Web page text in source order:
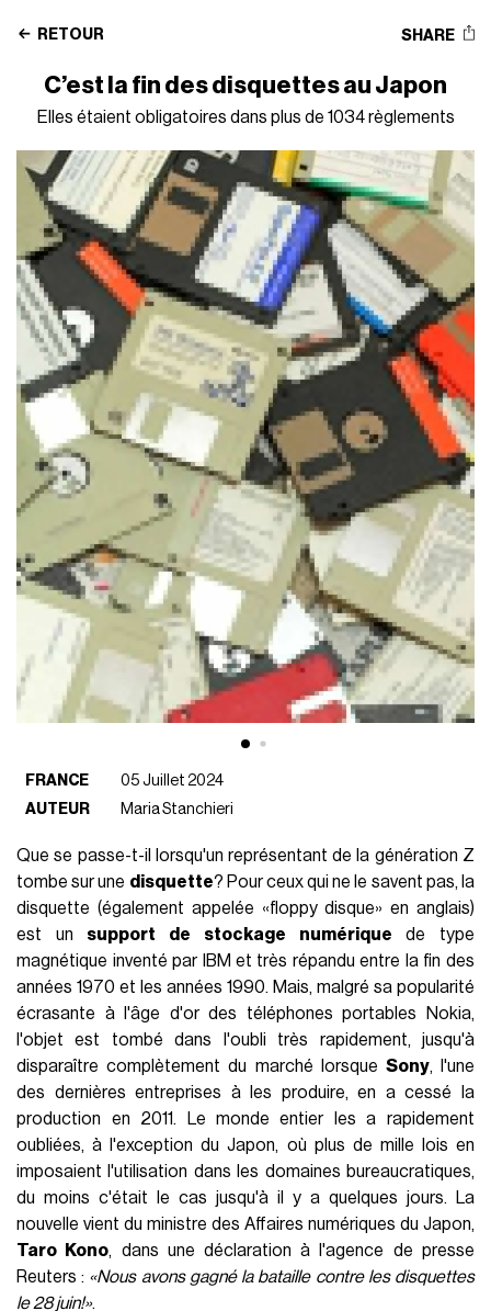
RETOUR SHARE
C’est la fin des disquettes au Japon
Elles étaient obligatoires dans plus de 1034 règlements
FRANCE
05 Juillet 2024
AUTEUR
Maria Stanchieri
Que se passe-t-il lorsqu'un représentant de la génération Z
tombe sur une disquette? Pour ceux qui ne le savent pas, la
disquette (également appelée «floppy disque» en anglais)
est un support de stockage numérique de type
magnétique inventé par IBM et très répandu entre la fin des
années 1970 et les années 1990. Mais, malgré sa popularité
écrasante à l'âge d'or des téléphones portables Nokia,
l'objet est tombé dans l'oubli très rapidement, jusqu'à
disparaître complètement du marché lorsque Sony, l'une
des dernières entreprises à les produire, en a cessé la
production en 2011. Le monde entier les a rapidement
oubliées, à l'exception du Japon, où plus de mille lois en
imposaient l'utilisation dans les domaines bureaucratiques,
du moins c'était le cas jusqu'à il y a quelques jours. La
nouvelle vient du ministre des Affaires numériques du Japon,
Taro Kono, dans une déclaration à l'agence de presse
Reuters : «Nous avons gagné la bataille contre les disquettes
le 28 juin!».